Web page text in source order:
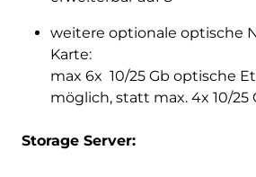
weitere optionale optische
max 6x 10/25 Gb optische
möglich, statt max. 4x 10/25
Storage Server: